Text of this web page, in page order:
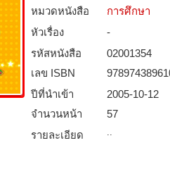
หมวดหนังสือ­
การศึกษา
หัวเรื่อง
-
รหัสหนังสือ­
02001354
เลข ISBN
ปีที่นำเข้า
2005-10-12
จำนวนหน้า
57
รายละเอียด
..